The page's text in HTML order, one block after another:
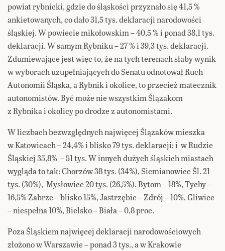
powiat rybnicki, gdzie do śląskości przyznało się 41,5 %
ankietowanych, co dało 31,5 tys. deklaracji narodowości
śląskiej. W powiecie mikołowskim – 40,5 % i ponad 38,1 tys.
deklaracji. W samym Rybniku – 27 % i 39,3 tys. deklaracji.
Zdumiewające jest więc to, że na tych terenach słaby wynik
w wyborach uzupełniających do Senatu odnotował Ruch
Autonomii Śląska, a Rybnik i okolice, to przecież matecznik
autonomistów. Być może nie wszystkim Ślązakom
z Rybnika i okolicy po drodze z autonomistami.
W liczbach bezwzględnych najwięcej Ślązaków mieszka
w Katowicach – 24,4% i blisko 79 tys. deklaracji; i w Rudzie
Śląskiej 35,8% – 51 tys. W innych dużych śląskich miastach
wygląda to tak: Chorzów 38 tys. (34%), Siemianowice Śl. 21
tys. (30%), Mysłowice 20 tys. (26,5%). Bytom – 18%, Tychy –
16,5% Zabrze – blisko 15%, Jastrzębie – Zdrój – 10%, Gliwice
– niespełna 10%, Bielsko – Biała – 0,8 proc.
Poza Śląskiem najwięcej deklaracji narodowościowych
złożono w Warszawie – ponad 3 tys., a w Krakowie